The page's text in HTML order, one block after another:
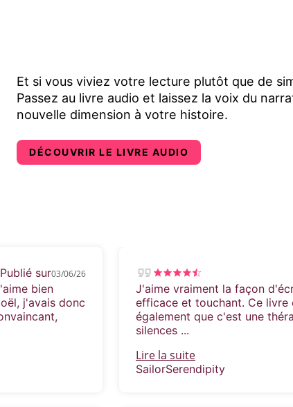
Et si vous viviez votre lecture plutôt que de
Passez au livre audio et laissez la voix du
nouvelle dimension à votre histoire.
DÉCOUVRIR LE LIVRE AUDIO
Publié sur03/06/26
bien
j'avais donc
J'aime vraiment la façon
efficace et touchant. Ce livre
également que c'est une
silences ...
Lire la suite
SailorSerendipity